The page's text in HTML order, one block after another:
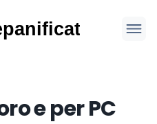
e per PC